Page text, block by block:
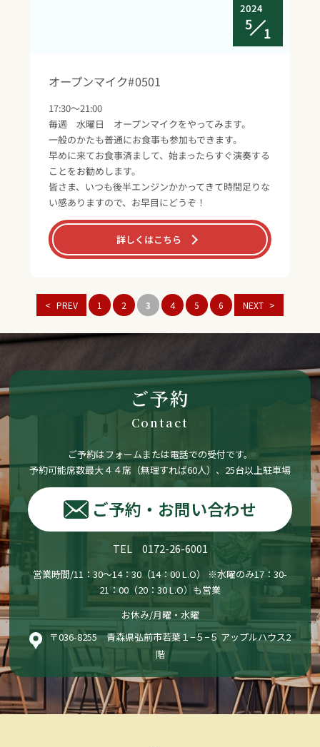
2024
5
1
オープンマイク#0501
17:30～21:00
毎週 水曜日 オープンマイクをやってみます。
一般のかたも普通にお食事も参加もできます。
早めに来てお食事済まして、始まったらすぐ演奏する
ことをお勧めします。
皆さま、いつも後半エンジンかかってきて時間足りな
い感ありますので、お早目にどうぞ！
詳しくはこちら
PREV 1 2 3 4 5 6 NEXT
ご予約
Contact
ご予約はフォームまたは電話での受付です。
予約可能席数最大４４席（無理すれば60人）、25台以上駐車場
ご予約・お問い合わせ
TEL 0172-26-6001
営業時間/11：30〜14：30（14：00 L.O） ※水曜のみ17：30-
21：00（20：30 L.O）も営業
お休み/月曜・水曜
〒036-8255 青森県弘前市若葉１−５−５ アップルハウス2
階